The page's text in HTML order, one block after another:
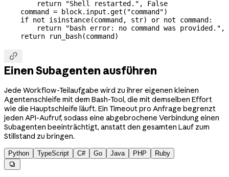
        return
"Shell restarted." , False
    command
= block.input.get( "command")
    if
not isinstance(command, str) or not command:
        return
"bash error: no command was provided." ,
    return
run_bash(command)

Einen Subagenten ausführen
Jede Workflow-Teilaufgabe wird zu ihrer eigenen kleinen
Agentenschleife mit dem Bash-Tool, die mit demselben Effort
wie die Hauptschleife läuft. Ein Timeout pro Anfrage begrenzt
jeden API-Aufruf, sodass eine abgebrochene Verbindung einen
Subagenten beeinträchtigt, anstatt den gesamten Lauf zum
Stillstand zu bringen.
Python TypeScript C# Go Java PHP Ruby
